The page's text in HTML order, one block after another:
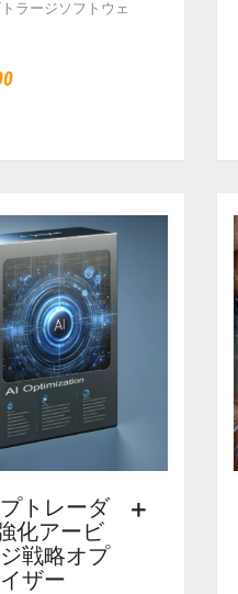
トラージソフトウェ
トレーダ
化アービ
戦略オプ
ザー